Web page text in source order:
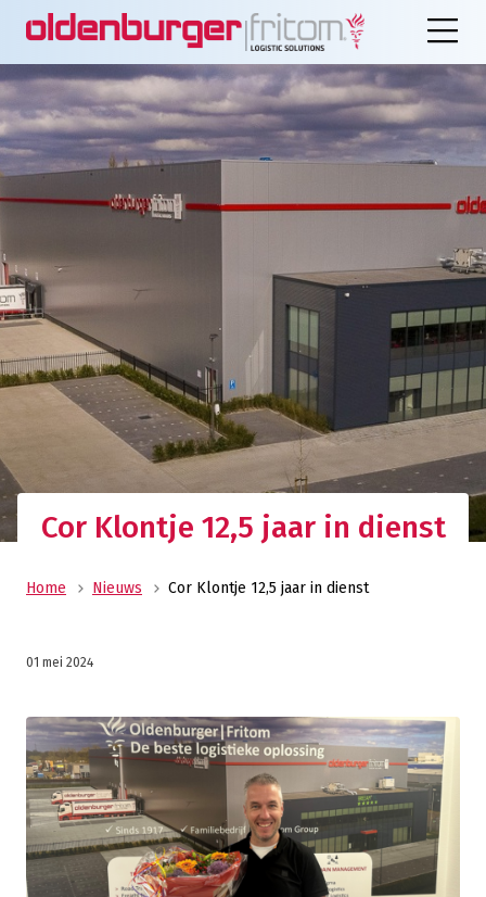
Cor Klontje 12,5 jaar in dienst
Home Nieuws Cor Klontje 12,5 jaar in dienst
01 mei 2024